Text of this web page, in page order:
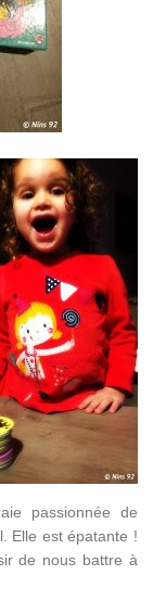
passionnée de
Elle est épatante !
de nous battre à